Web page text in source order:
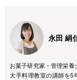
永田 絹
お菓子研究家・管理栄養
大手料理教室の講師を5